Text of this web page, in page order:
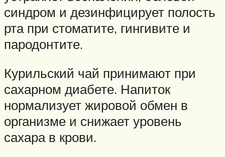
синдром и дезинфицирует полость
рта при стоматите, гингивите и
пародонтите.
Курильский чай принимают при
сахарном диабете. Напиток
нормализует жировой обмен в
организме и снижает уровень
сахара в крови.